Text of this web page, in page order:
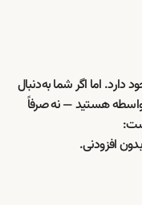
دارد. اما اگر شما به‌دنبال
هستید — نه صرفاً
افزودنی.